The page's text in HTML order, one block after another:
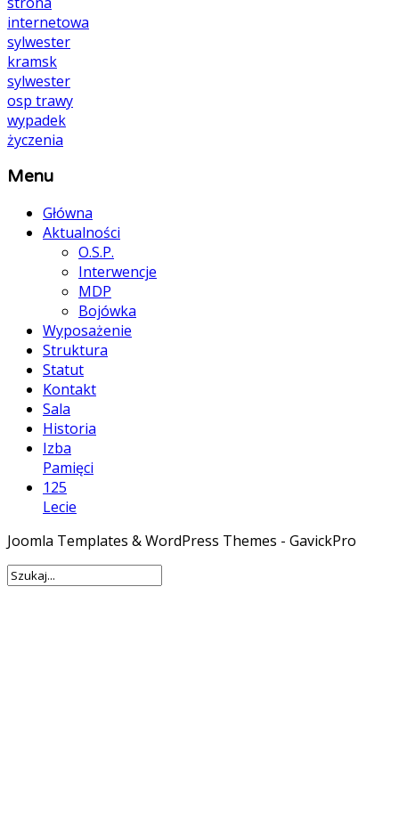
internetowa
sylwester
kramsk
sylwester
osp trawy
wypadek
życzenia
Menu
Główna
Aktualności
O.S.P.
Interwencje
MDP
Bojówka
Wyposażenie
Struktura
Statut
Kontakt
Sala
Historia
Izba
Pamięci
125
Lecie
Joomla Templates & WordPress Themes - GavickPro